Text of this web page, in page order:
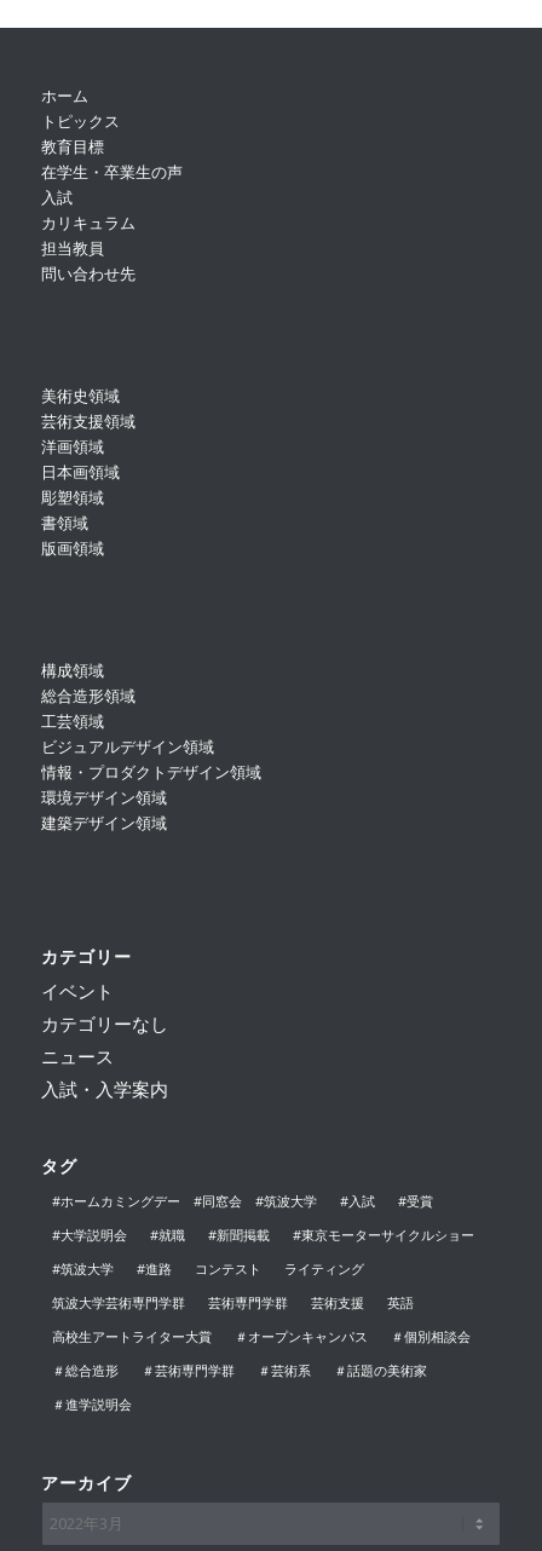
ホーム
トピックス
教育目標
在学生・卒業生の声
入試
カリキュラム
担当教員
問い合わせ先
美術史領域
芸術支援領域
洋画領域
日本画領域
彫塑領域
書領域
版画領域
構成領域
総合造形領域
工芸領域
ビジュアルデザイン領域
情報・プロダクトデザイン領域
環境デザイン領域
建築デザイン領域
カテゴリー
イベント
カテゴリーなし
ニュース
入試・入学案内
タグ
#ホームカミングデー #同窓会 #筑波大学 #入試
#受賞
#大学説明会
#就職 #新聞掲載
#東京モーターサイクルショー
#筑波大学
#進路 コンテスト
ライティング
筑波大学芸術専門学群
芸術専門学群 芸術支援
英語
高校生アートライター大賞
＃オープンキャンパス
＃個別相談会
＃総合造形
＃芸術専門学群 ＃芸術系
＃話題の美術家
＃進学説明会
アーカイブ